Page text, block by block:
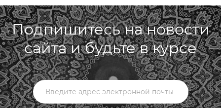
Подпишитесь на новости
сайта и будьте в курсе